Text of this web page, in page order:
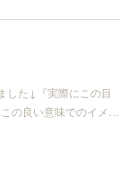
した↓『実際にこの目
の良い意味でのイメ…